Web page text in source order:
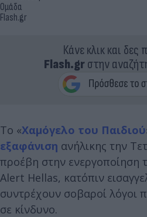
Ομάδα
Flash.gr
Κάνε κλικ και δες
Flash.grστην
Το «Χαμόγελο του Παιδιού
εξαφάνιση ανήλικης την
προέβη στην ενεργοποίηση
Alert Hellas, κατόπιν
συντρέχουν σοβαροί λόγοι
σε κίνδυνο.